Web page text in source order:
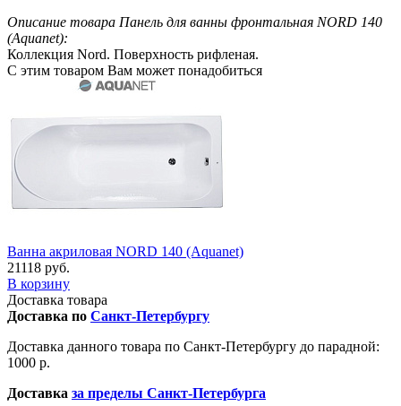
Описание товара Панель для ванны фронтальная NORD 140
(Aquanet):
Коллекция Nord. Поверхность рифленая.
С этим товаром Вам может понадобиться
Ванна акриловая NORD 140 (Aquanet)
21118 руб.
В корзину
Доставка товара
Доставка по Санкт-Петербургу
Доставка данного товара по Санкт-Петербургу до парадной:
1000 р.
Доставка за пределы Санкт-Петербурга